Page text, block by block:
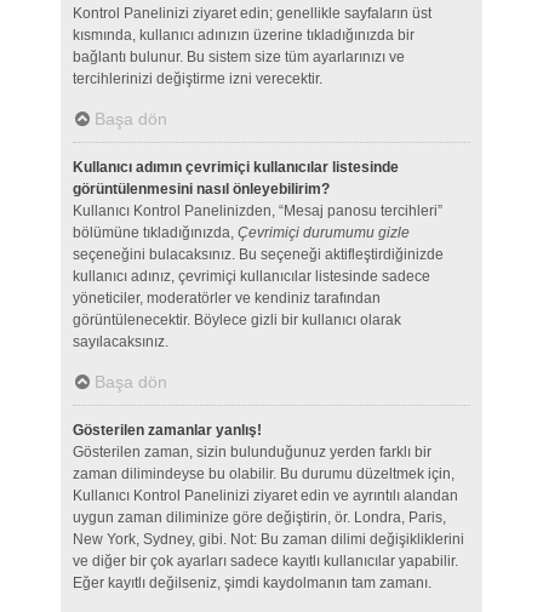
Kontrol Panelinizi ziyaret edin; genellikle sayfaların üst
kısmında, kullanıcı adınızın üzerine tıkladığınızda bir
bağlantı bulunur. Bu sistem size tüm ayarlarınızı ve
tercihlerinizi değiştirme izni verecektir.
Başa dön
Kullanıcı adımın çevrimiçi kullanıcılar listesinde
görüntülenmesini nasıl önleyebilirim?
Kullanıcı Kontrol Panelinizden, “Mesaj panosu tercihleri”
bölümüne tıkladığınızda, Çevrimiçi durumumu gizle
seçeneğini bulacaksınız. Bu seçeneği aktifleştirdiğinizde
kullanıcı adınız, çevrimiçi kullanıcılar listesinde sadece
yöneticiler, moderatörler ve kendiniz tarafından
görüntülenecektir. Böylece gizli bir kullanıcı olarak
sayılacaksınız.
Başa dön
Gösterilen zamanlar yanlış!
Gösterilen zaman, sizin bulunduğunuz yerden farklı bir
zaman dilimindeyse bu olabilir. Bu durumu düzeltmek için,
Kullanıcı Kontrol Panelinizi ziyaret edin ve ayrıntılı alandan
uygun zaman diliminize göre değiştirin, ör. Londra, Paris,
New York, Sydney, gibi. Not: Bu zaman dilimi değişikliklerini
ve diğer bir çok ayarları sadece kayıtlı kullanıcılar yapabilir.
Eğer kayıtlı değilseniz, şimdi kaydolmanın tam zamanı.